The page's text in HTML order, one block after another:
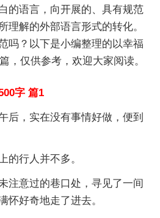
的语言，向开展的、具有规范
理解的外部语言形式的转化。
吗？以下是小编整理的以幸福
，仅供参考，欢迎大家阅读。
字 篇1
后，实在没有事情好做，便到
的行人并不多。
注意过的巷口处，寻见了一间
怀好奇地走了进去。